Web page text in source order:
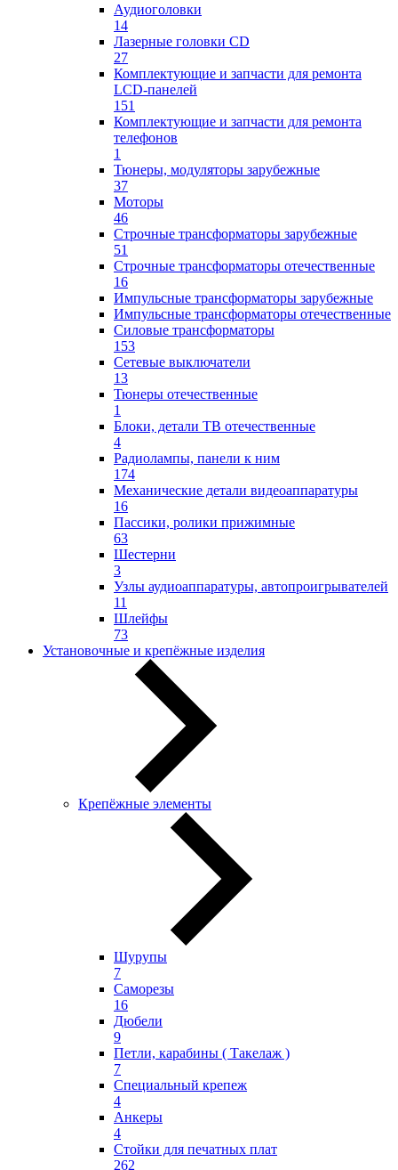
Аудиоголовки
14
Лазерные головки CD
27
Комплектующие и запчасти для ремонта
LCD-панелей
151
Комплектующие и запчасти для ремонта
телефонов
1
Тюнеры, модуляторы зарубежные
37
Моторы
46
Строчные трансформаторы зарубежные
51
Строчные трансформаторы отечественные
16
Импульсные трансформаторы зарубежные
Импульсные трансформаторы отечественные
Силовые трансформаторы
153
Сетевые выключатели
13
Тюнеры отечественные
1
Блоки, детали ТВ отечественные
4
Радиолампы, панели к ним
174
Механические детали видеоаппаратуры
16
Пассики, ролики прижимные
63
Шестерни
3
Узлы аудиоаппаратуры, автопроигрывателей
11
Шлейфы
73
Установочные и крепёжные изделия
Крепёжные элементы
Шурупы
7
Саморезы
16
Дюбели
9
Петли, карабины ( Такелаж )
7
Специальный крепеж
4
Анкеры
4
Стойки для печатных плат
262